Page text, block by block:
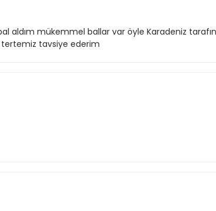
aldım mükemmel ballar var öyle Karadeniz
tertemiz tavsiye ederim